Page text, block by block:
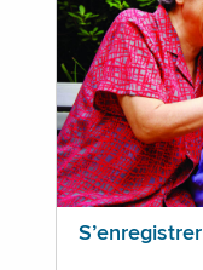
S’enregistrer